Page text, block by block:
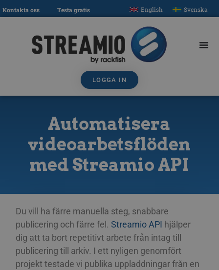
Kontakta oss Testa gratis English Svenska
LOGGA IN
Automatisera
videoarbetsflöden
med Streamio API
Du vill ha färre manuella steg, snabbare
publicering och färre fel.Streamio API hjälper
dig att ta bort repetitivt arbete från intag till
publicering till arkiv. I ett nyligen genomfört
projekt testade vi publika uppladdningar från en